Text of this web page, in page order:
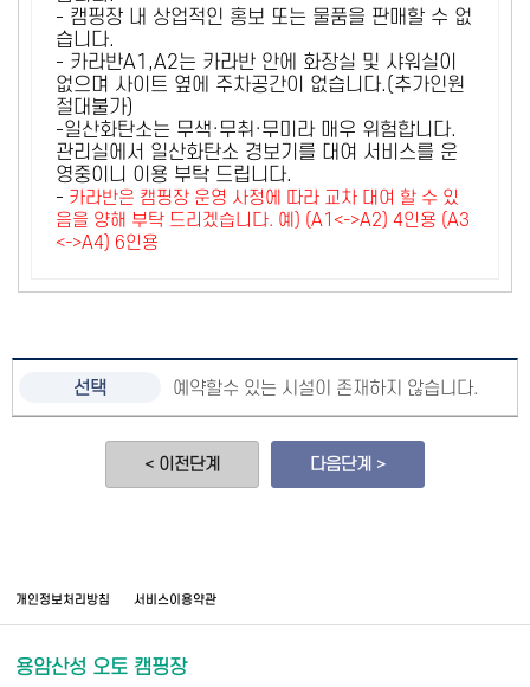
- 캠핑장 내 상업적인 홍보 또는 물품을 판매할 수 없
습니다.
- 카라반A1,A2는 카라반 안에 화장실 및 샤워실이
없으며 사이트 옆에 주차공간이 없습니다.(추가인원
절대불가)
-일산화탄소는 무색·무취·무미라 매우 위험합니다.
관리실에서 일산화탄소 경보기를 대여 서비스를 운
영중이니 이용 부탁 드립니다.
- 카라반은 캠핑장 운영 사정에 따라 교차 대여 할 수 있
음을 양해 부탁 드리겠습니다. 예) (A1<->A2) 4인용 (A3
<->A4) 6인용
예약할수 있는 시설이 존재하지 않습니다.
< 이전단계 다음단계 >
개인정보처리방침 서비스이용약관
용암산성 오토 캠핑장